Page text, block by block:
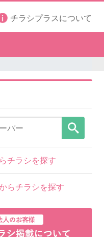
チラシプラスについて
チラシを探す
らチラシを探す